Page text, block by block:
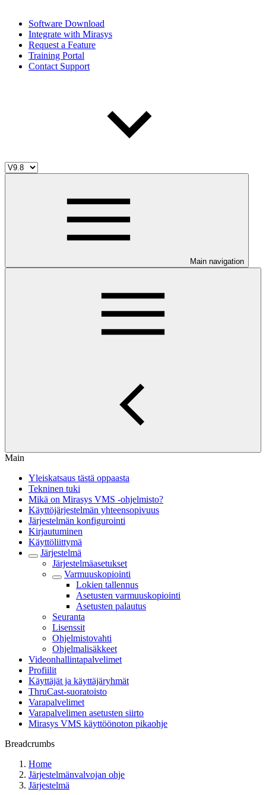
Software Download
Integrate with Mirasys
Request a Feature
Training Portal
Contact Support
Main navigation
Main
Yleiskatsaus tästä oppaasta
Tekninen tuki
Mikä on Mirasys VMS -ohjelmisto?
Käyttöjärjestelmän yhteensopivuus
Järjestelmän konfigurointi
Kirjautuminen
Käyttöliittymä
Järjestelmä
Järjestelmäasetukset
Varmuuskopiointi
Lokien tallennus
Asetusten varmuuskopiointi
Asetusten palautus
Seuranta
Lisenssit
Ohjelmistovahti
Ohjelmalisäkkeet
Videonhallintapalvelimet
Profiilit
Käyttäjät ja käyttäjäryhmät
ThruCast-suoratoisto
Varapalvelimet
Varapalvelimen asetusten siirto
Mirasys VMS käyttöönoton pikaohje
Breadcrumbs
Home
Järjestelmänvalvojan ohje
Järjestelmä